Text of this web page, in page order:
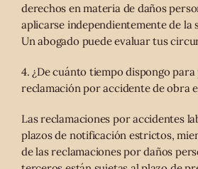
derechos en materia de daños
aplicarse independientemente de
Un abogado puede evaluar tus
4. ¿De cuánto tiempo dispongo
reclamación por accidente de obra
Las reclamaciones por accidentes
plazos de notificación estrictos,
de las reclamaciones por daños